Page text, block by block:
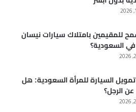
للمقيمين بامتلاك سيارات نيسان
في السعودية؟
السيارة للمرأة السعودية: هل
الرجل؟